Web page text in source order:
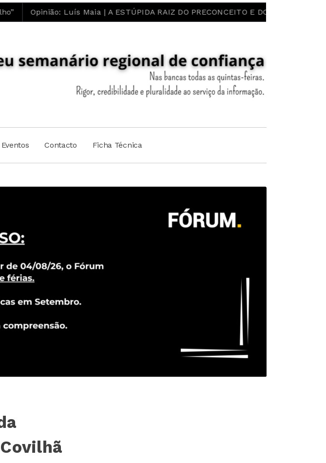
Luís Maia | A ESTÚPIDA RAIZ DO PRECONCEITO E DO ESTEREÓTIPO!
Eventos Contacto Ficha Técnica